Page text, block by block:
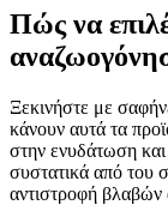
Πώς να
Ξεκινήστε με
κάνουν αυτά τα
στην ενυδάτωση
συστατικά από του
αντιστροφή βλαβών